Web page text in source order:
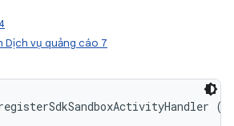
Dịch vụ quảng cáo 7
(